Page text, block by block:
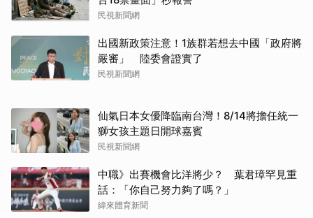
民視新聞網
出國新政策注意！1族群若想去中國「政府將
嚴審」 陸委會證實了
民視新聞網
仙氣日本女優降臨南台灣！8/14將擔任統一
獅女孩主題日開球嘉賓
民視新聞網
中職》出賽機會比洋將少？ 葉君璋罕見重
話：「你自己努力夠了嗎？」
緯來體育新聞